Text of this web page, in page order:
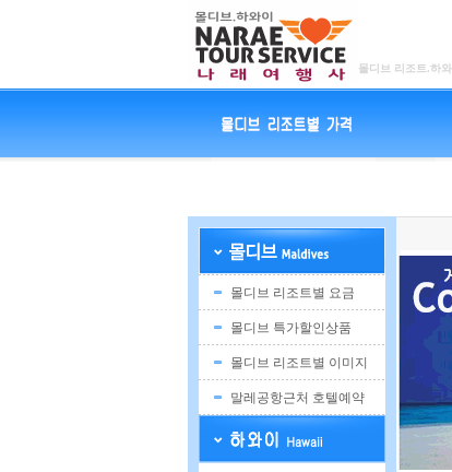
몰디브 리조트.하
몰디브 리조트별 요금
몰디브 특가할인상품
몰디브 리조트별 이미지
말레공항근처 호텔예약